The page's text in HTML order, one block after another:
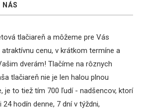
tlačiareň a môžeme pre Vás
cenu, v krátkom termíne a
dverám! Tlačíme na rôznych
tlačiareň nie je len halou plnou
je to tiež tím 700 ľudí - nadšencov, ktorí
hodín denne, 7 dní v týždni,